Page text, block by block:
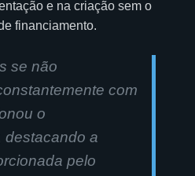
e na criação sem o
financiamento.
se não
com
o
destacando a
pelo